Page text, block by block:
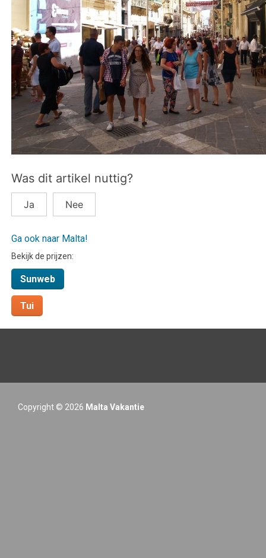
Was dit artikel nuttig?
Ja Nee
Ga ook naar Malta!
Bekijk de prijzen:
Sunweb
Tui
Copyright © 2026 Malta Vakantie